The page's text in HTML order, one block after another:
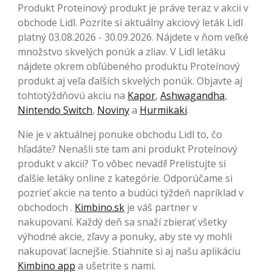
Produkt Proteínový produkt je práve teraz v akcii v
obchode Lidl. Pozrite si aktuálny akciový leták Lidl
platný 03.08.2026 - 30.09.2026. Nájdete v ňom veľké
množstvo skvelých ponúk a zliav. V Lidl letáku
nájdete okrem obľúbeného produktu Proteínový
produkt aj veľa ďalších skvelých ponúk. Objavte aj
tohtotýždňovú akciu na Kapor, Ashwagandha,
Nintendo Switch, Novinya Hurmikaki.
Nie je v aktuálnej ponuke obchodu Lidl to, čo
hľadáte? Nenašli ste tam ani produkt Proteínový
produkt v akcii? To vôbec nevadí! Prelistujte si
ďalšie letáky online z kategórie. Odporúčame si
pozrieť akcie na tento a budúci týždeň napríklad v
obchodoch . Kimbino.sk je váš partner v
nakupovaní. Každý deň sa snaží zbierať všetky
výhodné akcie, zľavy a ponuky, aby ste vy mohli
nakupovať lacnejšie. Stiahnite si aj našu aplikáciu
Kimbino app a ušetrite s nami.